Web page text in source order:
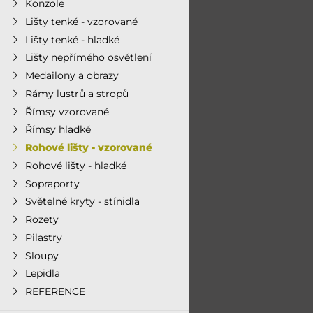
Konzole
Lišty tenké - vzorované
Lišty tenké - hladké
Lišty nepřímého osvětlení
Medailony a obrazy
Rámy lustrů a stropů
Římsy vzorované
Římsy hladké
Rohové lišty - vzorované
Rohové lišty - hladké
Sopraporty
Světelné kryty - stínidla
Rozety
Pilastry
Sloupy
Lepidla
REFERENCE